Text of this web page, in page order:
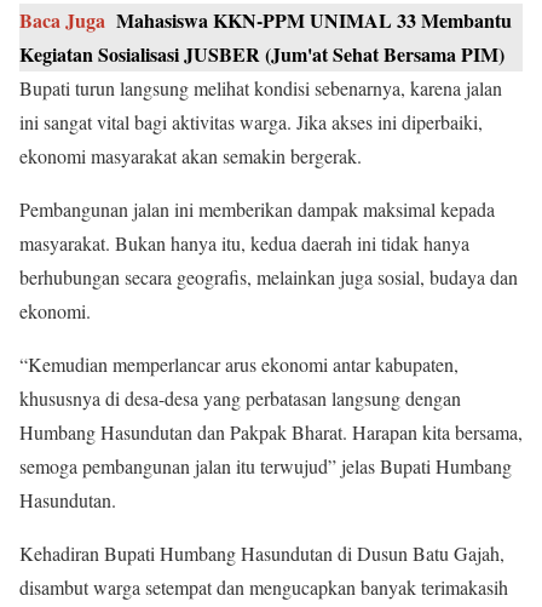
Baca Juga Mahasiswa KKN-PPM UNIMAL 33 Membantu
Kegiatan Sosialisasi JUSBER (Jum'at Sehat Bersama PIM)
Bupati turun langsung melihat kondisi sebenarnya, karena jalan
ini sangat vital bagi aktivitas warga. Jika akses ini diperbaiki,
ekonomi masyarakat akan semakin bergerak.
Pembangunan jalan ini memberikan dampak maksimal kepada
masyarakat. Bukan hanya itu, kedua daerah ini tidak hanya
berhubungan secara geografis, melainkan juga sosial, budaya dan
ekonomi.
“Kemudian memperlancar arus ekonomi antar kabupaten,
khususnya di desa-desa yang perbatasan langsung dengan
Humbang Hasundutan dan Pakpak Bharat. Harapan kita bersama,
semoga pembangunan jalan itu terwujud” jelas Bupati Humbang
Hasundutan.
Kehadiran Bupati Humbang Hasundutan di Dusun Batu Gajah,
disambut warga setempat dan mengucapkan banyak terimakasih